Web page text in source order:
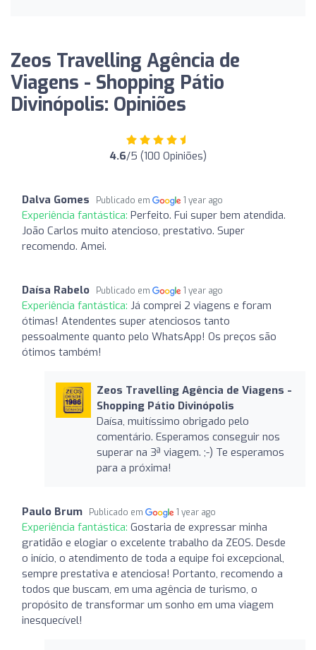
Zeos Travelling Agência de
Viagens - Shopping Pátio
Divinópolis: Opiniões
4.6/5 (100 Opiniões)
Dalva Gomes Publicado em 1 year ago
Experiência fantástica: Perfeito. Fui super bem atendida.
João Carlos muito atencioso, prestativo. Super
recomendo. Amei.
Daísa Rabelo Publicado em 1 year ago
Experiência fantástica: Já comprei 2 viagens e foram
ótimas! Atendentes super atenciosos tanto
pessoalmente quanto pelo WhatsApp! Os preços são
ótimos também!
Zeos Travelling Agência de Viagens -
Shopping Pátio Divinópolis
Daísa, muitíssimo obrigado pelo
comentário. Esperamos conseguir nos
superar na 3ª viagem. ;-) Te esperamos
para a próxima!
Paulo Brum Publicado em 1 year ago
Experiência fantástica: Gostaria de expressar minha
gratidão e elogiar o excelente trabalho da ZEOS. Desde
o início, o atendimento de toda a equipe foi excepcional,
sempre prestativa e atenciosa! Portanto, recomendo a
todos que buscam, em uma agência de turismo, o
propósito de transformar um sonho em uma viagem
inesquecível!